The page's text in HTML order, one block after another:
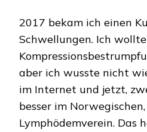
2017 bekam ich einen
Schwellungen. Ich
aber ich wusste nicht
im Internet und jetzt,
besser im
Lymphödemverein. Das